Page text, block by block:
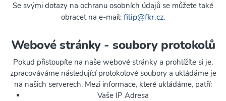
Se svými dotazy na ochranu osobních údajů se můžete také
obracet na e-mail: filip@fkr.cz.
Webové stránky - soubory protokolů
Pokud přistoupíte na naše webové stránky a prohlížíte si je,
zpracováváme následující protokolové soubory a ukládáme je
na našich serverech. Mezi informace, které ukládáme, patří:
Vaše IP Adresa